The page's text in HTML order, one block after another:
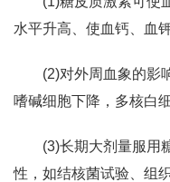
水平升高、使血钙、血
(2)对外周血象的影
嗜碱细胞下降，多核白
(3)长期大剂量服用
性，如结核菌试验、组